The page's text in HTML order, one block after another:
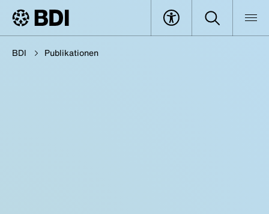
BDI Publikationen